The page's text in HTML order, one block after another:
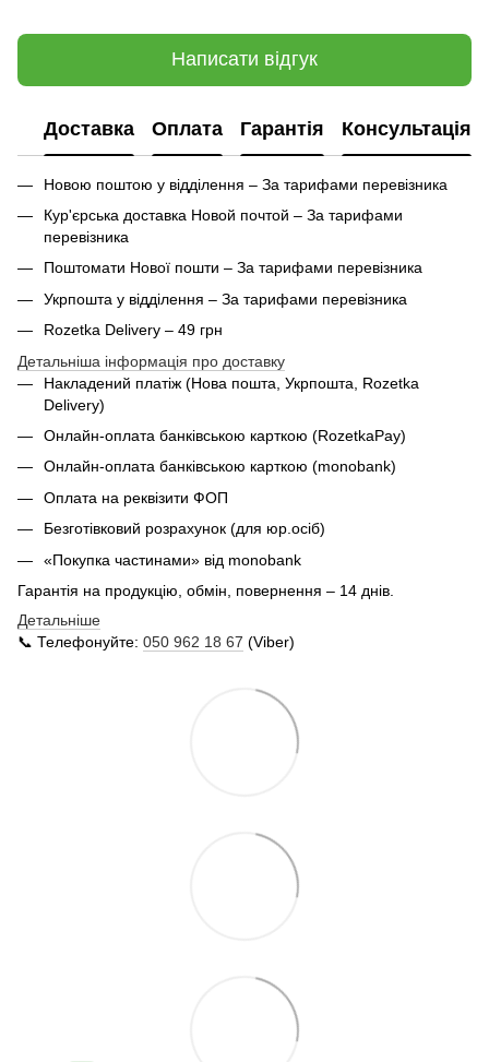
Написати відгук
Доставка Оплата Гарантія Консультація
Новою поштою у відділення – За тарифами перевізника
Кур'єрська доставка Новой почтой – За тарифами
перевізника
Поштомати Нової пошти – За тарифами перевізника
Укрпошта у відділення – За тарифами перевізника
Rozetka Delivery – 49 грн
Детальніша інформація про доставку
Накладений платіж (Нова пошта, Укрпошта, Rozetka
Delivery)
Онлайн-оплата банківською карткою (RozetkaPay)
Онлайн-оплата банківською карткою (monobank)
Оплата на реквізити ФОП
Безготівковий розрахунок (для юр.осіб)
«Покупка частинами» від monobank
Гарантія на продукцію, обмін, повернення – 14 днів.
Детальніше
📞 Телефонуйте: 050 962 18 67 (Viber)